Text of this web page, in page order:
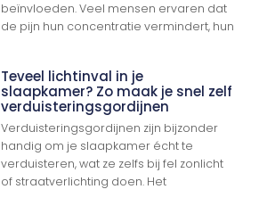
beïnvloeden. Veel mensen ervaren dat
de pijn hun concentratie vermindert, hun
Teveel lichtinval in je
slaapkamer? Zo maak je snel zelf
verduisteringsgordijnen
Verduisteringsgordijnen zijn bijzonder
handig om je slaapkamer écht te
verduisteren, wat ze zelfs bij fel zonlicht
of straatverlichting doen. Het